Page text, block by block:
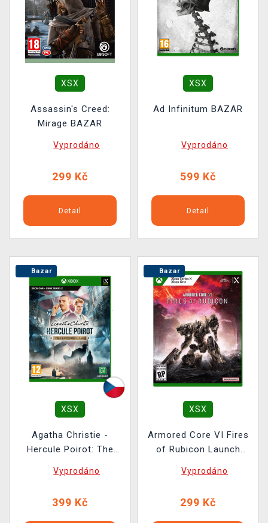
XSX
Assassin's Creed:
Mirage BAZAR
Vyprodáno
299 Kč
Detail
XSX
Ad Infinitum BAZAR
Vyprodáno
599 Kč
Detail
Bazar
XSX
Agatha Christie -
Hercule Poirot: The
Vyprodáno
399 Kč
Bazar
XSX
Armored Core VI Fires
of Rubicon Launch
Vyprodáno
299 Kč